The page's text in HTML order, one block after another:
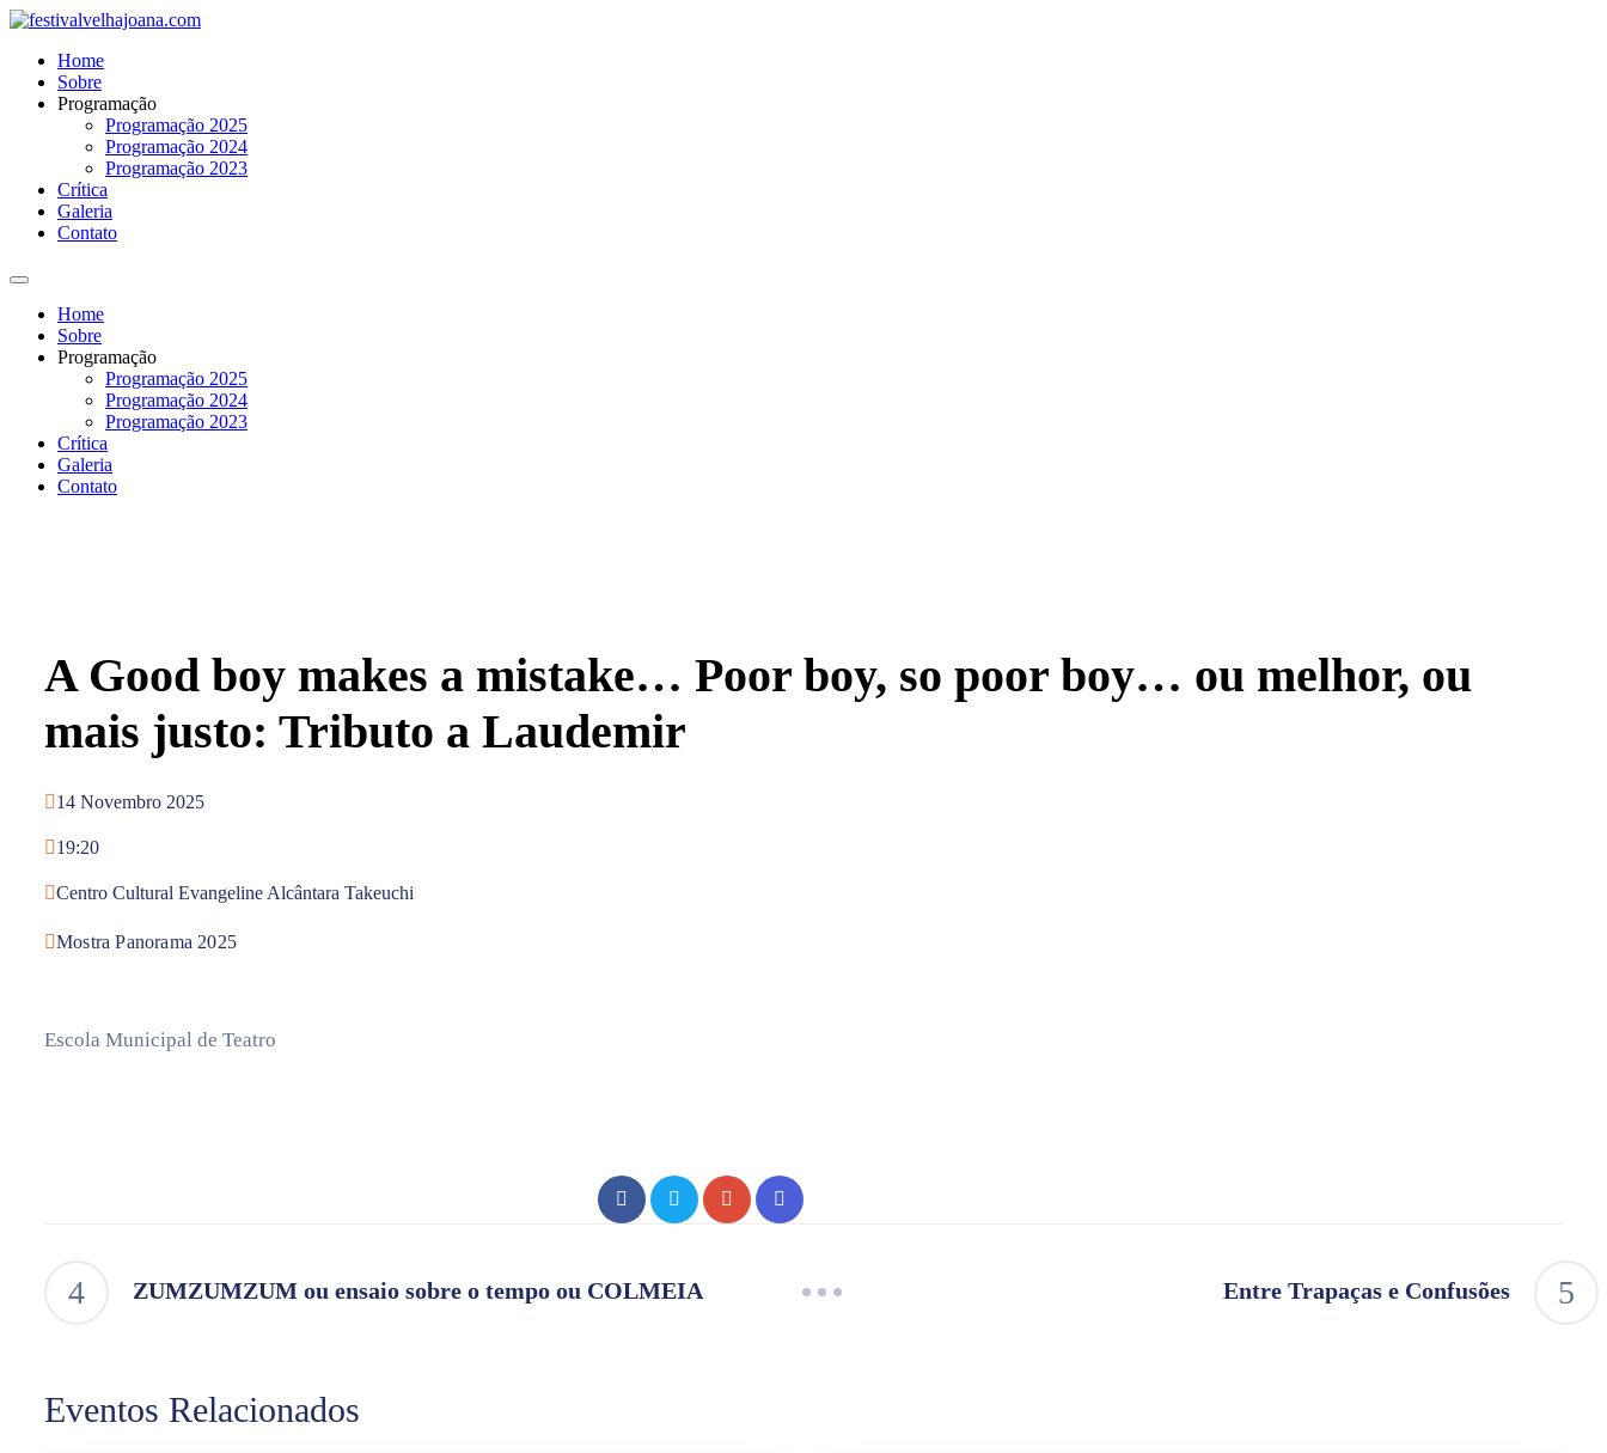
Pular
conteúdo
Home
Sobre
Programação
Programação 2025
Programação 2024
Programação 2023
Crítica
Galeria
Contato
Home
Sobre
Programação
Programação 2025
Programação 2024
Programação 2023
Crítica
Galeria
Contato
A Good boy makes a mistake… Poor boy, so poor boy… ou melhor, ou
mais justo: Tributo a Laudemir
14 Novembro 2025
19:20
Centro Cultural Evangeline Alcântara Takeuchi
Mostra Panorama 2025
Escola Municipal de Teatro
ZUMZUMZUM ou ensaio sobre o tempo ou COLMEIA Entre Trapaças e Confusões
Eventos Relacionados